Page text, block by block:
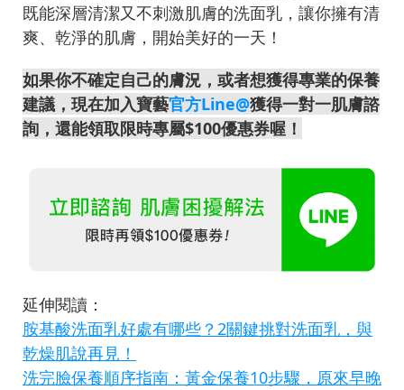
既能深層清潔又不刺激肌膚的洗面乳，讓你擁有清
爽、乾淨的肌膚，開始美好的一天！
如果你不確定自己的膚況，或者想獲得專業的保養
建議，現在加入寶藝官方Line@獲得一對一肌膚諮
詢，還能領取限時專屬$100優惠券喔！
延伸閱讀：
胺基酸洗面乳好處有哪些？2關鍵挑對洗面乳，與
乾燥肌說再見！
洗完臉保養順序指南：黃金保養10步驟，原來早晚